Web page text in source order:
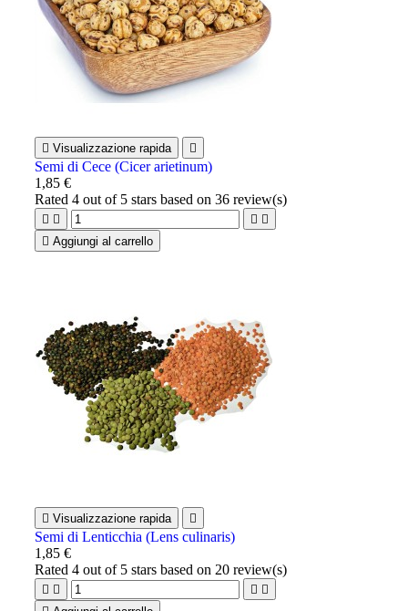
 Visualizzazione rapida 
Semi di Cece (Cicer arietinum)
1,85 €
Rated4 out of 5 stars based on36 review(s)
   
 Aggiungi al carrello
 Visualizzazione rapida 
Semi di Lenticchia (Lens culinaris)
1,85 €
Rated4 out of 5 stars based on 20 review(s)
   